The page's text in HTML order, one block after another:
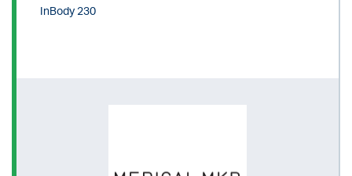
InBody 230